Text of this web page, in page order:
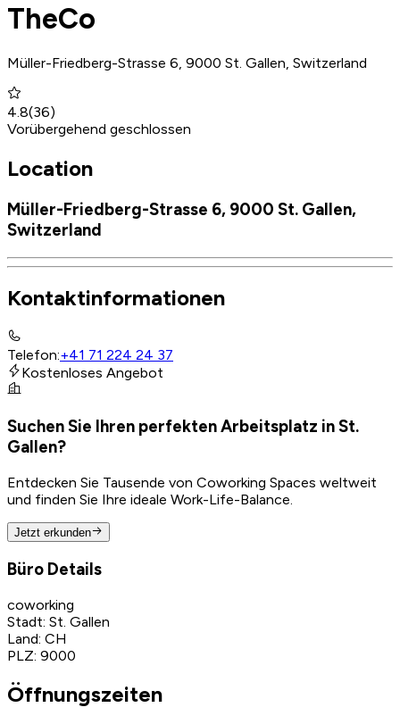
TheCo
Müller-Friedberg-Strasse 6, 9000 St. Gallen, Switzerland
4.8(36)
Vorübergehend geschlossen
Location
Müller-Friedberg-Strasse 6, 9000 St. Gallen,
Switzerland
Kontaktinformationen
Telefon:+41 71 224 24 37
Kostenloses Angebot
Suchen Sie Ihren perfekten Arbeitsplatz in St.
Gallen?
Entdecken Sie Tausende von Coworking Spaces weltweit
und finden Sie Ihre ideale Work-Life-Balance.
Jetzt erkunden
Büro Details
coworking
Stadt: St. Gallen
Land: CH
PLZ: 9000
Öffnungszeiten